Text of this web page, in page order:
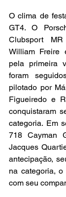
O clima de
GT4. O
Clubsport
William Freire
pela primeira
foram
pilotado por
Figueiredo e
conquistaram
categoria. Em
718 Cayman
Jacques
antecipação,
na categoria,
com seu